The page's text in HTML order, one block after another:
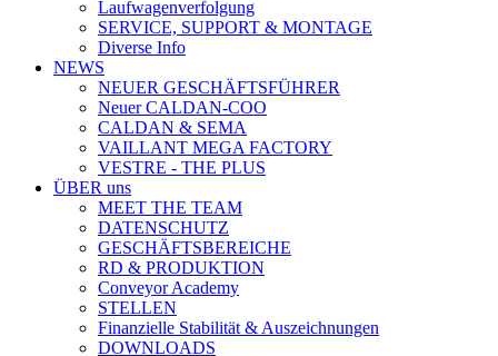
Laufwagenverfolgung
SERVICE, SUPPORT & MONTAGE
Diverse Info
NEWS
NEUER GESCHÄFTSFÜHRER
Neuer CALDAN-COO
CALDAN & SEMA
VAILLANT MEGA FACTORY
VESTRE - THE PLUS
ÜBER uns
MEET THE TEAM
DATENSCHUTZ
GESCHÄFTSBEREICHE
RD & PRODUKTION
Conveyor Academy
STELLEN
Finanzielle Stabilität & Auszeichnungen
DOWNLOADS